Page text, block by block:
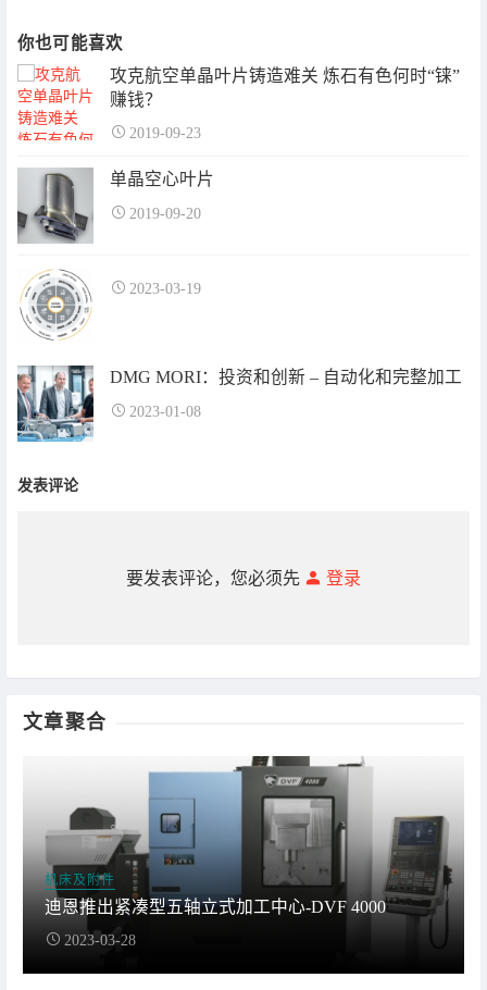
你也可能喜欢
攻克航空单晶叶片铸造难关 炼石有色何时“铼”
赚钱？
2019-09-23
单晶空心叶片
2019-09-20
2023-03-19
DMG MORI：投资和创新 – 自动化和完整加工
2023-01-08
发表评论
要发表评论，您必须先 登录
文章聚合
机床及附件
迪恩推出紧凑型五轴立式加工中心-DVF 4000
2023-03-28